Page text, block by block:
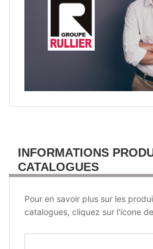
INFORMATIONS
CATALOGUES
Pour en savoir plus sur les
catalogues, cliquez sur l'icone